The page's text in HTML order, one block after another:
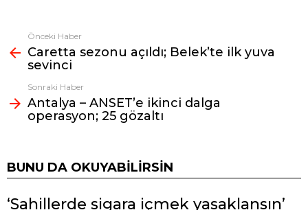
Fazlasına
bak
Önceki Haber
Caretta sezonu açıldı; Belek’te ilk yuva
sevinci
Sonraki Haber
Antalya – ANSET’e ikinci dalga
operasyon; 25 gözaltı
BUNU DA OKUYABILIRSIN
‘Sahillerde sigara içmek yasaklansın’